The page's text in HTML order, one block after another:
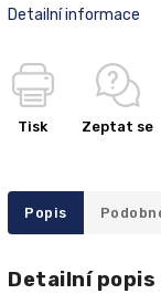
Detailní informace
Tisk Zeptat se
Popis
Detailní